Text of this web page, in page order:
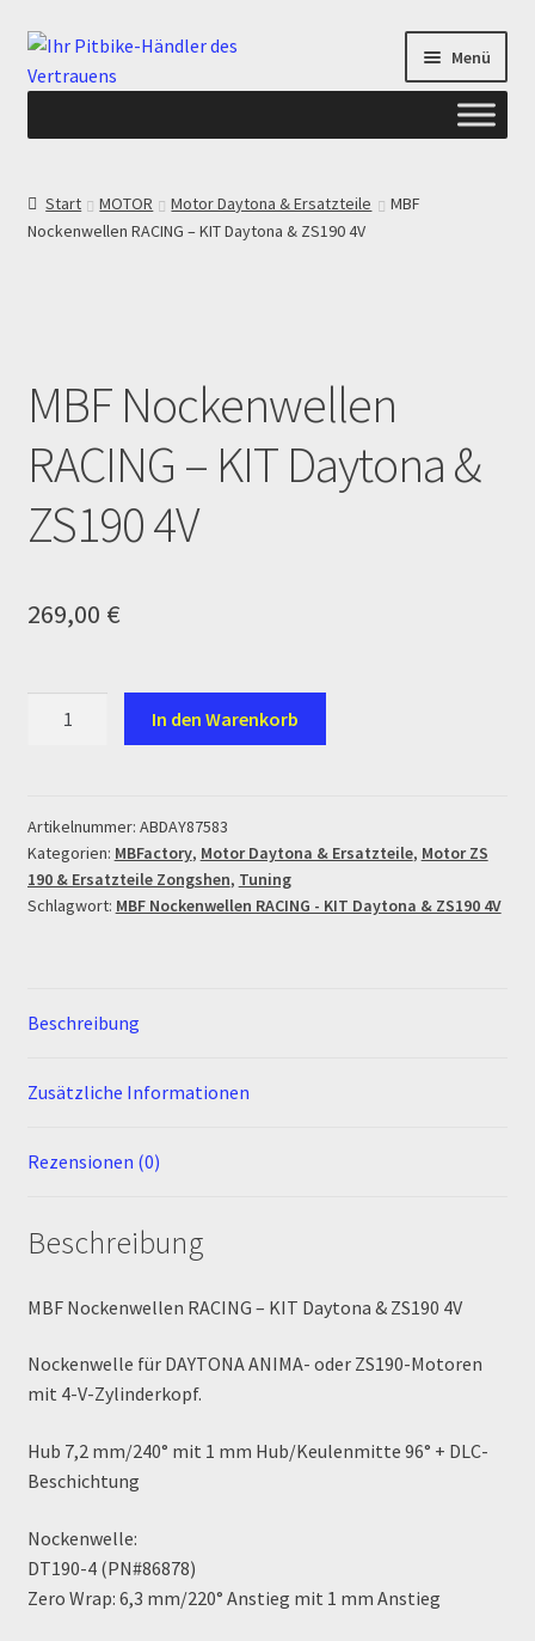
Zur
Navigation
Zum
Inhalt
Menü
ANGEBOTE AB-PITBIKE
Devolución
Echtheit von Bewertungen
Ersatzteile Pitbike
Formas de Pago (Bankverbindung)
Kasse
Member Directory
MERCHANDISE
My Account
Newsletter
Start MOTOR Motor Daytona & Ersatzteile
MBF
Nockenwellen RACING – KIT Daytona & ZS190 4V
MBF Nockenwellen
RACING – KIT Daytona &
ZS190 4V
269,00 €
KIT
Daytona
&
ZS190
In den Warenkorb
Artikelnummer: ABDAY87583
Kategorien: MBFactory, Motor Daytona & Ersatzteile, Motor ZS
190 & Ersatzteile Zongshen, Tuning
Schlagwort: MBF Nockenwellen RACING - KIT Daytona & ZS190 4V
Beschreibung
Zusätzliche Informationen
Rezensionen (0)
Beschreibung
MBF Nockenwellen RACING – KIT Daytona & ZS190 4V
Nockenwelle für DAYTONA ANIMA- oder ZS190-Motoren
mit 4-V-Zylinderkopf.
Hub 7,2 mm/240° mit 1 mm Hub/Keulenmitte 96° + DLC-
Beschichtung
Nockenwelle:
DT190-4 (PN#86878)
Zero Wrap: 6,3 mm/220° Anstieg mit 1 mm Anstieg